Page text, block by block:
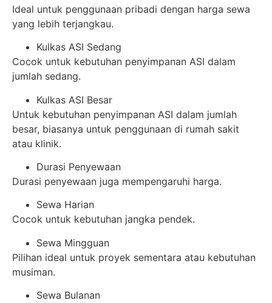
Ideal untuk penggunaan pribadi dengan harga sewa
yang lebih terjangkau.
Kulkas ASI Sedang
Cocok untuk kebutuhan penyimpanan ASI dalam
jumlah sedang.
Kulkas ASI Besar
Untuk kebutuhan penyimpanan ASI dalam jumlah
besar, biasanya untuk penggunaan di rumah sakit
atau klinik.
Durasi Penyewaan
Durasi penyewaan juga mempengaruhi harga.
Sewa Harian
Cocok untuk kebutuhan jangka pendek.
Sewa Mingguan
Pilihan ideal untuk proyek sementara atau kebutuhan
musiman.
Sewa Bulanan